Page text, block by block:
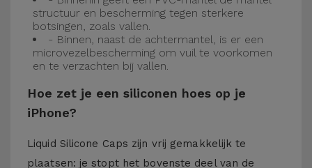
structuur en bescherming tegen sterkere
botsingen, zoals vallen.
- Binnen, naast de achtermantel, is er een
microvezelbescherming om vuil te voorkomen
en te verzachten bij vallen.
Hoe zet je een siliconen hoes op je
iPhone?
Liquid Silicone Caps zijn vrij gemakkelijk te
plaatsen: je stopt het bovenste deel van de